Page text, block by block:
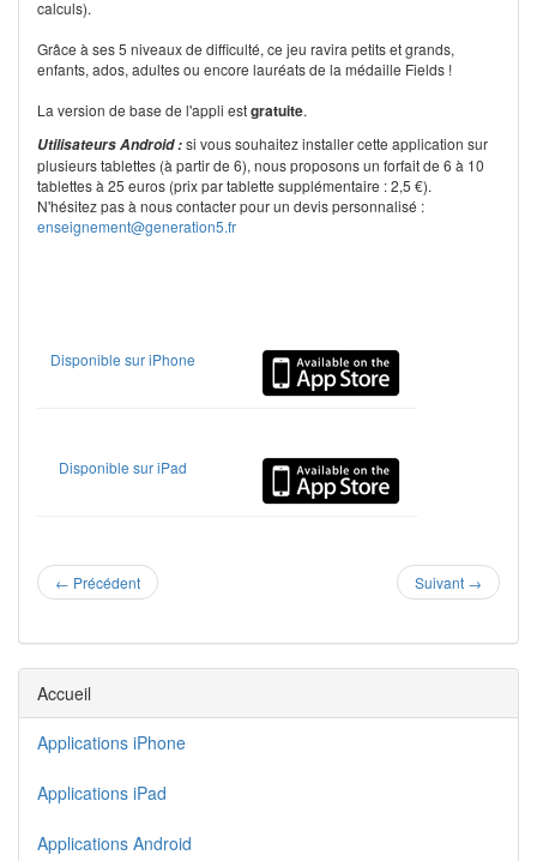
calculs).
Grâce à ses 5 niveaux de difficulté, ce jeu ravira petits et grands,
enfants, ados, adultes ou encore lauréats de la médaille Fields !
La version de base de l'appli estgratuite.
Utilisateurs Android :si vous souhaitez installer cette application sur
plusieurs tablettes (à partir de 6), nous proposons un forfait de 6 à 10
tablettes à 25 euros (prix par tablette supplémentaire : 2,5 €).
N'hésitez pas à nous contacter pour un devis personnalisé :
enseignement@generation5.fr
Disponible sur iPhone
Disponible sur iPad
← Précédent Suivant →
Accueil
Applications iPhone
Applications iPad
Applications Android